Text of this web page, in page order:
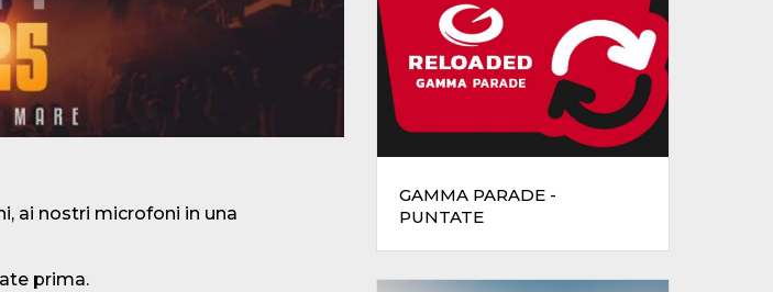
ai nostri microfoni in una
prima.
GAMMA PARADE -
PUNTATE